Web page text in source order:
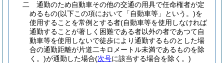
二
通勤のため自動車その他の交通の用具で任命権者が定
めるもの(以下この項において「自動車等」という。)を
使用することを常例とする者(自動車等を使用しなければ
通勤することが著しく困難である者以外の者であつて自
動車等を使用しないで徒歩により通勤するものとした場
合の通勤距離が片道二キロメートル未満であるものを除
く。)が通勤した場合(次号に該当する場合を除く。)